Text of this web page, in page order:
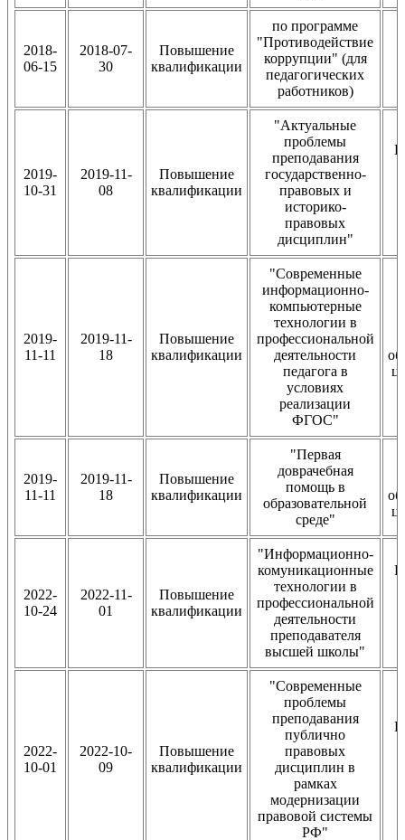
2018-
06-15
2018-07-
30
Повышение
квалификации
по программе
"Противодействие
коррупции" (для
педагогических
работников)
2019-
10-31
2019-11-
08
Повышение
квалификации
"Актуальные
проблемы
преподавания
государственно-
правовых и
историко-
правовых
дисциплин"
2019-
11-11
2019-11-
18
Повышение
квалификации
"Современные
информационно-
компьютерные
технологии в
профессиональной
деятельности
педагога в
условиях
реализации
ФГОС"
2019-
11-11
2019-11-
18
Повышение
квалификации
"Первая
доврачебная
помощь в
образовательной
среде"
2022-
10-24
2022-11-
01
Повышение
квалификации
"Информационно-
комуникационные
технологии в
профессиональной
деятельности
преподавателя
высшей школы"
2022-
10-01
2022-10-
09
Повышение
квалификации
"Современные
проблемы
преподавания
публично
правовых
дисциплин в
рамках
модернизации
правовой системы
РФ"